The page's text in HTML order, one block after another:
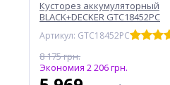
Кусторез аккумуляторный
BLACK+DECKER GTC18452PC
Артикул: GTC18452PC
8 175 грн.
Экономия 2 206 грн.